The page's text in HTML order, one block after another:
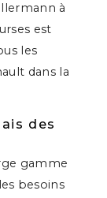
à
est
les
dans la
des
gamme
besoins